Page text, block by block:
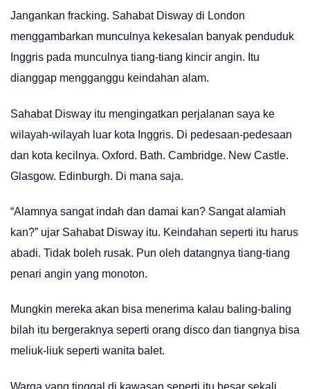
Jangankan fracking. Sahabat Disway di London
menggambarkan munculnya kekesalan banyak penduduk
Inggris pada munculnya tiang-tiang kincir angin. Itu
dianggap mengganggu keindahan alam.
Sahabat Disway itu mengingatkan perjalanan saya ke
wilayah-wilayah luar kota Inggris. Di pedesaan-pedesaan
dan kota kecilnya. Oxford. Bath. Cambridge. New Castle.
Glasgow. Edinburgh. Di mana saja.
“Alamnya sangat indah dan damai kan? Sangat alamiah
kan?” ujar Sahabat Disway itu. Keindahan seperti itu harus
abadi. Tidak boleh rusak. Pun oleh datangnya tiang-tiang
penari angin yang monoton.
Mungkin mereka akan bisa menerima kalau baling-baling
bilah itu bergeraknya seperti orang disco dan tiangnya bisa
meliuk-liuk seperti wanita balet.
Warga yang tinggal di kawasan seperti itu besar sekali.